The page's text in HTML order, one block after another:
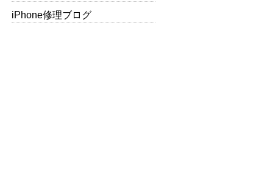
iPhone修理ブログ